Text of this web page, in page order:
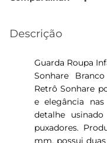
Descrição
Guarda Roupa
Sonhare
Retrô Sonhare
e elegância
detalhe
puxadores.
mm, possui